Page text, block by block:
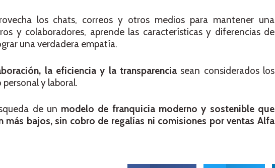
los chats, correos y otros medios para mantener una
y colaboradores, aprende las características y diferencias de
una verdadera empatía.
la eficiencia y la transparencia sean considerados los
y laboral.
de un modelo de franquicia moderno y sostenible que
bajos, sin cobro de regalías ni comisiones por ventas Alfa